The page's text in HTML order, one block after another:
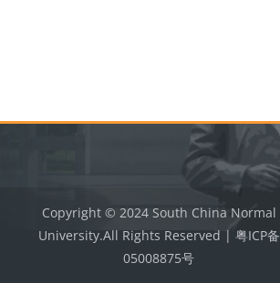
Copyright © 2024 South China Normal
University.All Rights Reserved | 粤ICP备
05008875号